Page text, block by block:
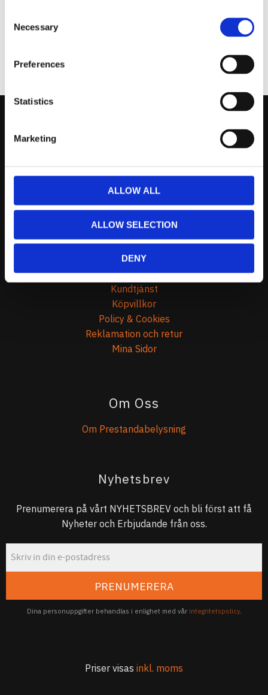
Selection
Necessary
Preferences
Statistics
Marketing
ALLOW ALL
ALLOW SELECTION
DENY
0738-343536
Telefontider:
Måndag - Fredag 10.00-12.00
Kundtjänst
Kundtjänst
Köpvillkor
Policy & Cookies
Reklamation och retur
Mina Sidor
Om Oss
Om Prestandabelysning
Nyhetsbrev
Prenumerera på vårt NYHETSBREV och bli först att få
Nyheter och Erbjudande från oss.
PRENUMERERA
Dina personuppgifter behandlas i enlighet med vår integritetspolicy.
Priser visas inkl. moms